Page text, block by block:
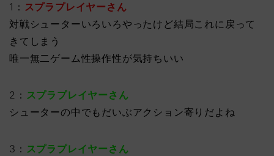
1： スプラプレイヤーさん
対戦シューターいろいろやったけど結局これに戻って
きてしまう
唯一無二ゲーム性操作性が気持ちいい
2： スプラプレイヤーさん
シューターの中でもだいぶアクション寄りだよね
3： スプラプレイヤーさん